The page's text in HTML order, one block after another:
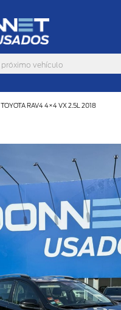
TOYOTA RAV4 4×4 VX 2.5L 2018